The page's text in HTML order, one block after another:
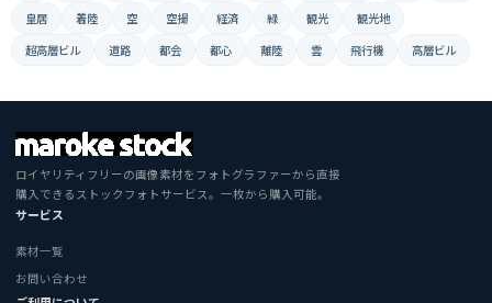
皇居
着陸 空 空撮 経済 緑 観光
観光地
超高層ビル
道路 都会 都心 離陸 雲 飛行機 高層ビル
ロイヤリティフリーの画像素材をフォトグラファーから直接
購入できるストックフォトサービス。一枚から購入可能。
サービス
素材一覧
お問い合わせ